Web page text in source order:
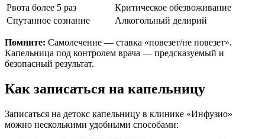
Рвота более 5 раз
Критическое обезвоживание
Спутанное сознание
Алкогольный делирий
Помните: Самолечение — ставка «повезет/не повезет».
Капельница под контролем врача — предсказуемый и
безопасный результат.
Как записаться на капельницу
Записаться на детокс капельницу в клинике «Инфузио»
можно несколькими удобными способами: